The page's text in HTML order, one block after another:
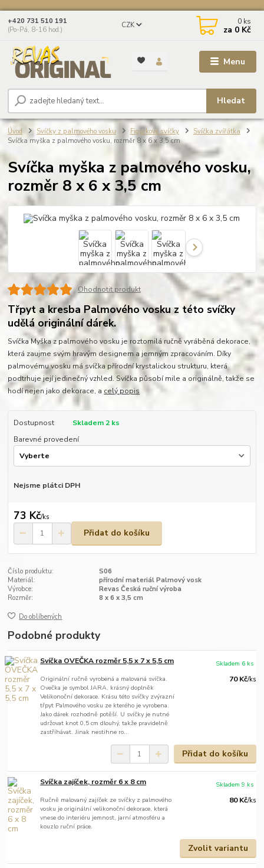
Menu
CZK
Hledat
+420 731 510 191
(Po-Pá, 8-16 hod.)
0 ks
za 0 Kč
Úvod Svíčky z palmového vosku Figurkové svíčky
Svíčka zvířátka
Svíčka myška z palmového vosku, rozměr 8 x 6 x 3,5 cm
Svíčka myška z palmového vosku,
rozměr 8 x 6 x 3,5 cm
Ohodnotit produkt
Třpyt a kresba Palmového vosku z této svíčky
udělá originální dárek.
Svíčka Myška z palmového vosku je roztomilá ručně vyráběná dekorace,
která zaujme svým hravým designem a jemným zpracováním. Díky
palmovému vosku má svíčka přírodní krystalickou strukturu, která
podtrhuje její jedinečný vzhled. Svíčka působí mile a originálně, takže se
hodí nejen jako dekorace, a celý popis
Dostupnost
Skladem 2 ks
Barevné provedení
Nejsme plátci DPH
73 Kč/ks
Přidat do košíku
Číslo produktu:
S06
Materiál:
přírodní materiál Palmový vosk
Výrobce:
Revas Česká ruční výroba
Rozměr:
8 x 6 x 3,5 cm
Do oblíbených
Podobné produkty
Svíčka OVEČKA rozměr 5,5 x 7 x 5,5 cm
Originální ručně vyrobená a malovaná svíčka.
Ovečka je symbol JARA, krásný doplněk
Velikonoční dekorace. Krásu této svíčky zvýrazní
třpyt Palmového vosku ze kterého je vyrobena.
Jako dárek rozhodně potěší. U svíčky je nutné
udržovat knot 0,5 cm dlouhý, takže pravidelně
zastříhávat. Jinak nestihne ro...
70 Kč/ks
Skladem 6 ks
Přidat do košíku
Svíčka zajíček, rozměr 6 x 8 cm
Ručně malovaný zajíček ze svíčky z palmového
vosku je originální velikonoční dekorace, která
vnese do interiéru jemnost, jarní atmosféru a
kouzlo ruční práce.
80 Kč/ks
Skladem 9 ks
Zvolit variantu